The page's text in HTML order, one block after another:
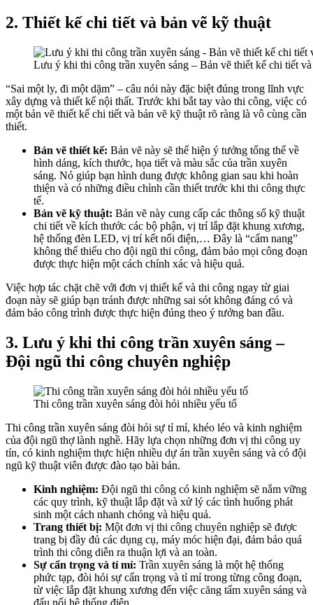
2. Thiết kế chi tiết và bản vẽ kỹ thuật
Lưu ý khi thi công trần xuyên sáng – Bản vẽ thiết kế chi tiết
“Sai một ly, đi một dặm” – câu nói này đặc biệt đúng trong lĩnh vực
xây dựng và thiết kế nội thất. Trước khi bắt tay vào thi công, việc có
một bản vẽ thiết kế chi tiết và bản vẽ kỹ thuật rõ ràng là vô cùng cần
thiết.
Bản vẽ thiết kế: Bản vẽ này sẽ thể hiện ý tưởng tổng thể về
hình dáng, kích thước, họa tiết và màu sắc của trần xuyên
sáng. Nó giúp bạn hình dung được không gian sau khi hoàn
thiện và có những điều chỉnh cần thiết trước khi thi công thực
tế.
Bản vẽ kỹ thuật: Bản vẽ này cung cấp các thông số kỹ thuật
chi tiết về kích thước các bộ phận, vị trí lắp đặt khung xương,
hệ thống đèn LED, vị trí kết nối điện,… Đây là “cẩm nang”
không thể thiếu cho đội ngũ thi công, đảm bảo mọi công đoạn
được thực hiện một cách chính xác và hiệu quả.
Việc hợp tác chặt chẽ với đơn vị thiết kế và thi công ngay từ giai
đoạn này sẽ giúp bạn tránh được những sai sót không đáng có và
đảm bảo công trình được thực hiện đúng theo ý tưởng ban đầu.
3. Lưu ý khi thi công trần xuyên sáng –
Đội ngũ thi công chuyên nghiệp
Thi công trần xuyên sáng đòi hỏi nhiều yếu tố
Thi công trần xuyên sáng đòi hỏi sự tỉ mỉ, khéo léo và kinh nghiệm
của đội ngũ thợ lành nghề. Hãy lựa chọn những đơn vị thi công uy
tín, có kinh nghiệm thực hiện nhiều dự án trần xuyên sáng và có đội
ngũ kỹ thuật viên được đào tạo bài bản.
Kinh nghiệm: Đội ngũ thi công có kinh nghiệm sẽ nắm vững
các quy trình, kỹ thuật lắp đặt và xử lý các tình huống phát
sinh một cách nhanh chóng và hiệu quả.
Trang thiết bị: Một đơn vị thi công chuyên nghiệp sẽ được
trang bị đầy đủ các dụng cụ, máy móc hiện đại, đảm bảo quá
trình thi công diễn ra thuận lợi và an toàn.
Sự cẩn trọng và tỉ mỉ: Trần xuyên sáng là một hệ thống
phức tạp, đòi hỏi sự cẩn trọng và tỉ mỉ trong từng công đoạn,
từ việc lắp đặt khung xương đến việc căng tấm xuyên sáng và
đấu nối hệ thống điện.